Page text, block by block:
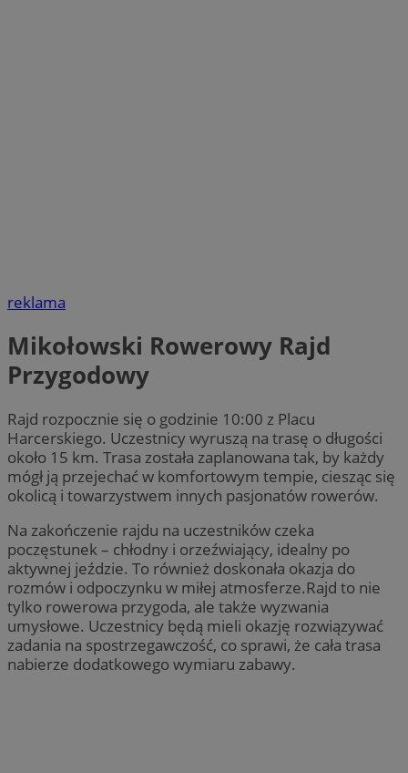
reklama
Mikołowski Rowerowy Rajd
Przygodowy
Rajd rozpocznie się o godzinie 10:00 z Placu
Harcerskiego. Uczestnicy wyruszą na trasę o długości
około 15 km. Trasa została zaplanowana tak, by każdy
mógł ją przejechać w komfortowym tempie, ciesząc się
okolicą i towarzystwem innych pasjonatów rowerów.
Na zakończenie rajdu na uczestników czeka
poczęstunek – chłodny i orzeźwiający, idealny po
aktywnej jeździe. To również doskonała okazja do
rozmów i odpoczynku w miłej atmosferze.Rajd to nie
tylko rowerowa przygoda, ale także wyzwania
umysłowe. Uczestnicy będą mieli okazję rozwiązywać
zadania na spostrzegawczość, co sprawi, że cała trasa
nabierze dodatkowego wymiaru zabawy.